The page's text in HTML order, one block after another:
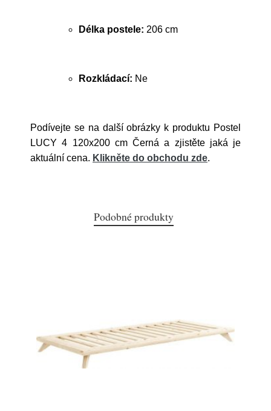
Délka postele: 206 cm
Rozkládací: Ne
Podívejte se na další obrázky k produktu Postel
LUCY 4 120x200 cm Černá a zjistěte jaká je
aktuální cena. Klikněte do obchodu zde.
Podobné produkty